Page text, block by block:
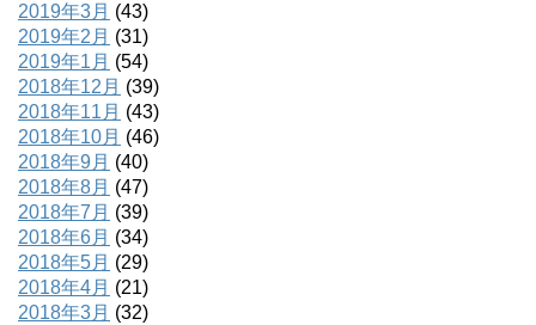
2019年3月 (43)
2019年2月 (31)
2019年1月 (54)
2018年12月 (39)
2018年11月 (43)
2018年10月 (46)
2018年9月 (40)
2018年8月 (47)
2018年7月 (39)
2018年6月 (34)
2018年5月 (29)
2018年4月 (21)
2018年3月 (32)